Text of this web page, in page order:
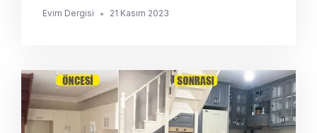
Evim Dergisi • 21 Kasım 2023